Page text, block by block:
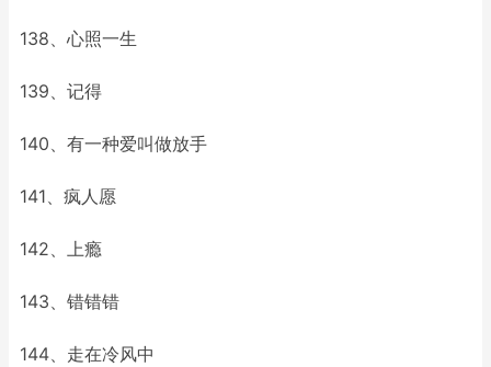
138、心照一生
139、记得
140、有一种爱叫做放手
141、疯人愿
142、上瘾
143、错错错
144、走在冷风中